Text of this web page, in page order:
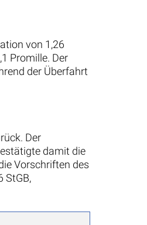
von 1,26
Promille. Der
der Überfahrt
Der
damit die
Vorschriften des
StGB,